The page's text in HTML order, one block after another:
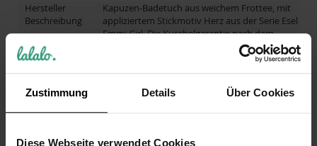
Zustimmung Details Über Cookies
Diese Webseite verwendet Cookies
Hersteller
Beschreibung
Kapuzen-Badetuch aus weichem Frottee, mit
appliziertem Stickmotiv Herz aus der Serie Esel
Emmi Girl. Die Kuschelgarantie nach dem
Baden. Größe: 80 x 80 cm waschbar
BEWERTUNGEN